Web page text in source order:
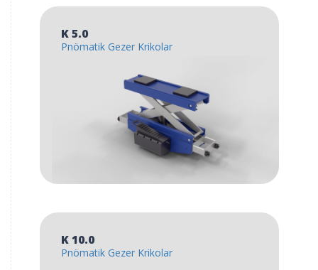
K 5.0
Pnömatik Gezer Krikolar
K 10.0
Pnömatik Gezer Krikolar